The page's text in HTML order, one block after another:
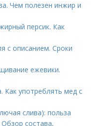
Чем полезен инжир и
персик. Как
с описанием. Сроки
ежевики.
Как употреблять мед с
слива): польза
состава,